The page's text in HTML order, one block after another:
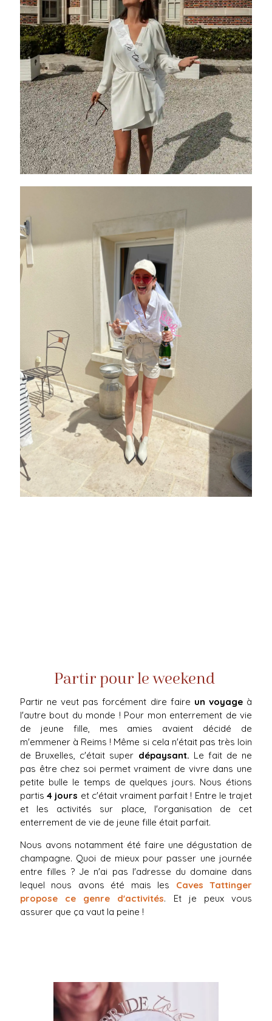
Partir pour le weekend
Partir ne veut pas forcément dire faire un voyageà
l'autre bout du monde ! Pour mon enterrement de vie
de jeune fille, mes amies avaient décidé de
m'emmener à Reims ! Même si cela n'était pas très loin
de Bruxelles, c'était super dépaysant. Le fait de ne
pas être chez soi permet vraiment de vivre dans une
petite bulle le temps de quelques jours. Nous étions
partis4 jours et c'était vraiment parfait ! Entre le trajet
et les activités sur place, l'organisation de cet
enterrement de vie de jeune fille était parfait.
Nous avons notamment été faire une dégustation de
champagne. Quoi de mieux pour passer une journée
entre filles ? Je n'ai pas l'adresse du domaine dans
lequel nous avons été mais les Caves Tattinger
propose ce genre d'activités. Et je peux vous
assurer que ça vaut la peine !